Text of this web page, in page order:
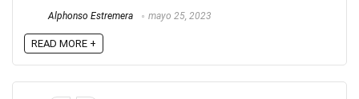
Alphonso Estremera mayo 25, 2023
READ MORE +